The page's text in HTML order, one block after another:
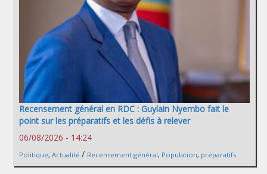
Recensement général en RDC : Guylain Nyembo fait le
point sur les préparatifs et les défis à relever
06/08/2026 - 14:24
Politique, Actualité / Recensement général, Population, préparatifs